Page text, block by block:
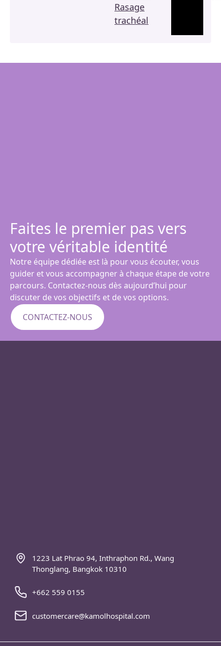
Rasage
trachéal
Faites le premier pas vers
votre véritable identité
Notre équipe dédiée est là pour vous écouter, vous
guider et vous accompagner à chaque étape de votre
parcours. Contactez-nous dès aujourd’hui pour
discuter de vos objectifs et de vos options.
CONTACTEZ-NOUS
MTF)
FTM)
La chirurgie esthétique du corps.